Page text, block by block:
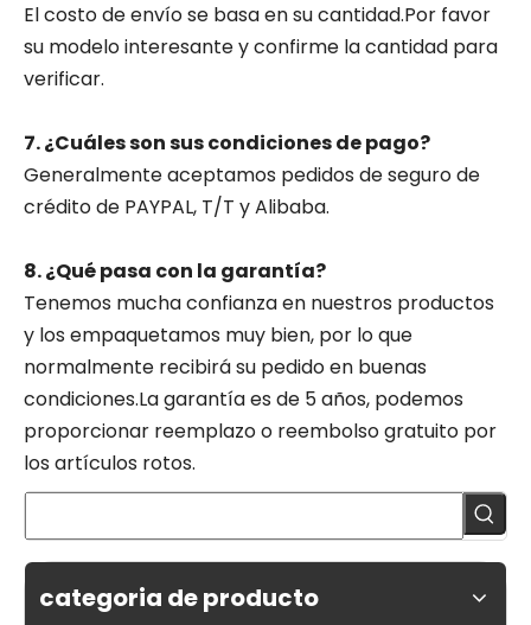
El costo de envío se basa en su cantidad.Por favor
su modelo interesante y confirme la cantidad para
verificar.
7. ¿Cuáles son sus condiciones de pago?
Generalmente aceptamos pedidos de seguro de
crédito de PAYPAL, T/T y Alibaba.
8. ¿Qué pasa con la garantía?
Tenemos mucha confianza en nuestros productos
y los empaquetamos muy bien, por lo que
normalmente recibirá su pedido en buenas
condiciones.La garantía es de 5 años, podemos
proporcionar reemplazo o reembolso gratuito por
los artículos rotos.
categoria de producto